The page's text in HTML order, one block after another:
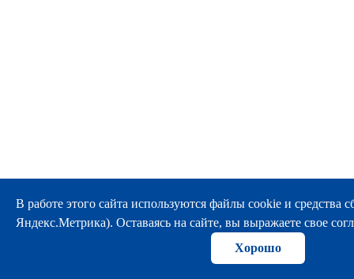
В работе этого сайта используются файлы cookie и средства
Яндекс.Метрика). Оставаясь на сайте, вы выражаете свое
Хорошо